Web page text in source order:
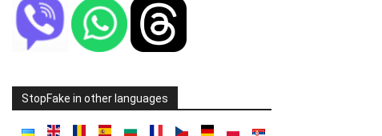
StopFake in other languages